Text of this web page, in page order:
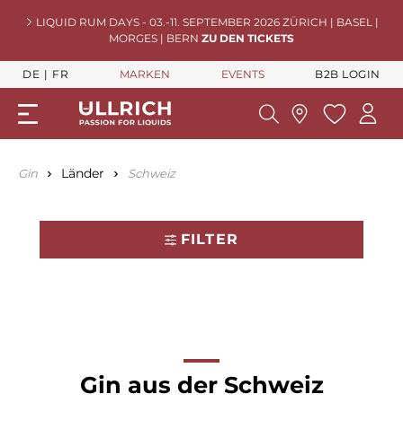
LIQUID RUM DAYS - 03.-11. SEPTEMBER 2026 ZÜRICH | BASEL |
MORGES | BERN ZU DEN TICKETS
DE FR MARKEN EVENTS B2B LOGIN
Gin Länder Schweiz
FILTER
Gin aus der Schweiz